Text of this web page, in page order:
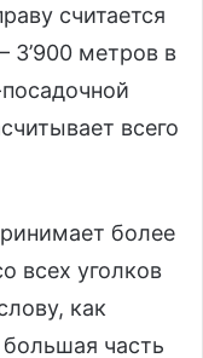
считается
3’900 метров в
всего
более
всех уголков
как
большая часть